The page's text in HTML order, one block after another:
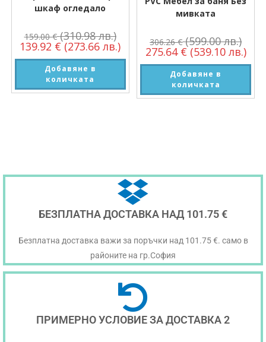
шкаф огледало
159.00€ (310.98 лв.)
139.92 € (273.66 лв.)
Добавяне в
количката
мивката
306.26€ (599.00 лв.)
275.64 € (539.10 лв.)
Добавяне в
количката
БЕЗПЛАТНА ДОСТАВКА НАД 101.75 €
Безплатна доставка важи за поръчки над 101.75 €. само в
районите на гр.София
ПРИМЕРНО УСЛОВИЕ ЗА ДОСТАВКА 2